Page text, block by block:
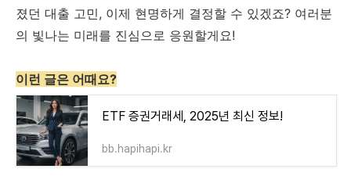
졌던 대출 고민, 이제 현명하게 결정할 수 있겠죠? 여러분
의 빛나는 미래를 진심으로 응원할게요!
이런 글은 어때요?
ETF 증권거래세, 2025년 최신 정보!
bb.hapihapi.kr